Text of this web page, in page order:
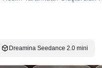
Dreamina Seedance 2.0 mini